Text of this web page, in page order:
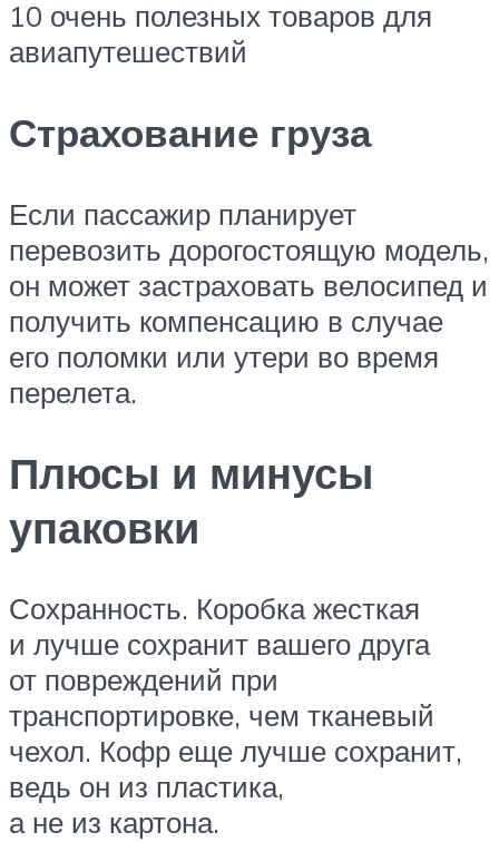
10 очень полезных товаров для
авиапутешествий
Страхование груза
Если пассажир планирует
перевозить дорогостоящую модель,
он может застраховать велосипед и
получить компенсацию в случае
его поломки или утери во время
перелета.
Плюсы и минусы
упаковки
Сохранность. Коробка жесткая
и лучше сохранит вашего друга
от повреждений при
транспортировке, чем тканевый
чехол. Кофр еще лучше сохранит,
ведь он из пластика,
а не из картона.